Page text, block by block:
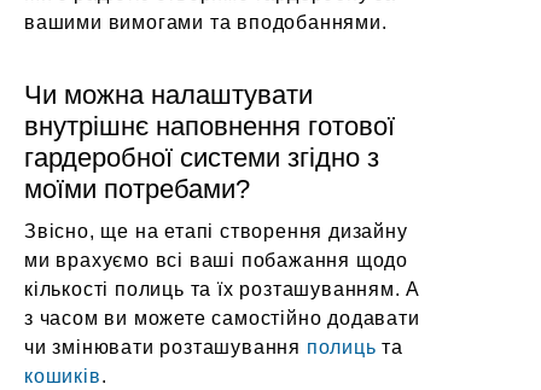
вашими вимогами та вподобаннями.
Чи можна налаштувати
внутрішнє наповнення готової
гардеробної системи згідно з
моїми потребами?
Звісно, ще на етапі створення дизайну
ми врахуємо всі ваші побажання щодо
кількості полиць та їх розташуванням. А
з часом ви можете самостійно додавати
чи змінювати розташування полицьта
кошиків.